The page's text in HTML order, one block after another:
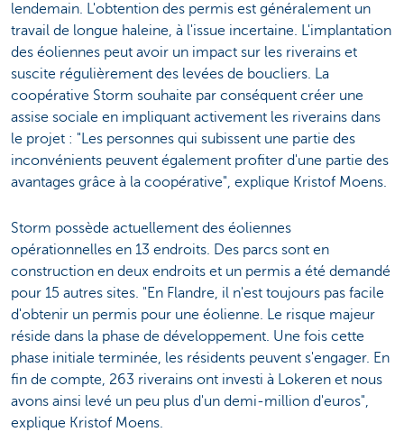
lendemain. L'obtention des permis est généralement un
travail de longue haleine, à l'issue incertaine. L'implantation
des éoliennes peut avoir un impact sur les riverains et
suscite régulièrement des levées de boucliers. La
coopérative Storm souhaite par conséquent créer une
assise sociale en impliquant activement les riverains dans
le projet : "Les personnes qui subissent une partie des
inconvénients peuvent également profiter d'une partie des
avantages grâce à la coopérative", explique Kristof Moens.
Storm possède actuellement des éoliennes
opérationnelles en 13 endroits. Des parcs sont en
construction en deux endroits et un permis a été demandé
pour 15 autres sites. "En Flandre, il n'est toujours pas facile
d'obtenir un permis pour une éolienne. Le risque majeur
réside dans la phase de développement. Une fois cette
phase initiale terminée, les résidents peuvent s'engager. En
fin de compte, 263 riverains ont investi à Lokeren et nous
avons ainsi levé un peu plus d'un demi-million d'euros",
explique Kristof Moens.